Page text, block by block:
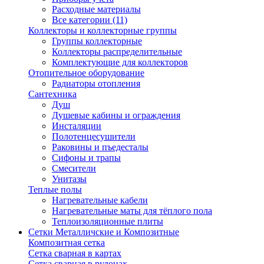
Расходные материалы
Все категории (11)
Коллекторы и коллекторные группы
Группы коллекторные
Коллекторы распределительные
Комплектующие для коллекторов
Отопительное оборудование
Радиаторы отопления
Сантехника
Душ
Душевые кабины и ограждения
Инсталяции
Полотенцесушители
Раковины и пъедесталы
Сифоны и трапы
Смесители
Унитазы
Теплые полы
Нагревательные кабели
Нагревательные маты для тёплого пола
Теплоизоляционные плиты
Сетки Металличские и Композитные
Композитная сетка
Сетка сварная в картах